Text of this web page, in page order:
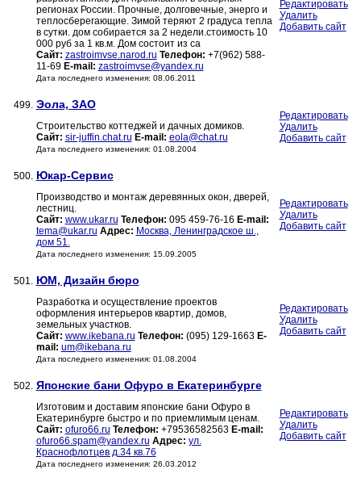
регионах России. Прочные, долговечные, энерго и
теплосберегающие. Зимой теряют 2 градуса тепла
в сутки. дом собирается за 2 недели.стоимость 10
000 руб за 1 кв.м. Дом состоит из са
Сайт: zastroimvse.narod.ru Телефон: +7(962) 588-
11-69 E-mail: zastroimvse@yandex.ru
Дата последнего изменения: 08.06.2011
Редактировать
Удалить
Добавить сайт
499. Эола, ЗАО
Строительство коттеджей и дачных домиков.
Сайт: sir-juffin.chat.ru E-mail: eola@chat.ru
Дата последнего изменения: 01.08.2004
Редактировать
Удалить
Добавить сайт
500. Юкар-Сервис
Производство и монтаж деревянных окон, дверей,
лестниц.
Сайт: www.ukar.ru Телефон: 095 459-76-16 E-mail:
tema@ukar.ru Адрес: Москва, Ленинградское ш.,
дом 51.
Дата последнего изменения: 15.09.2005
Редактировать
Удалить
Добавить сайт
501. ЮМ, Дизайн бюро
Разработка и осуществление проектов
оформления интерьеров квартир, домов,
земельных участков.
Сайт: www.ikebana.ru Телефон: (095) 129-1663 E-
mail: um@ikebana.ru
Дата последнего изменения: 01.08.2004
Редактировать
Удалить
Добавить сайт
502. Японские бани Офуро в Екатеринбурге
Изготовим и доставим японские бани Офуро в
Екатеринбурге быстро и по приемлимым ценам.
Сайт: ofuro66.ru Телефон: +79536582563 E-mail:
ofuro66.spam@yandex.ru Адрес: ул.
Краснофлотцев д.34 кв.76
Дата последнего изменения: 26.03.2012
Редактировать
Удалить
Добавить сайт